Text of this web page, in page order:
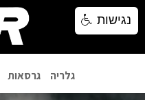
גלריה גרסאות
נגישות
נגישות